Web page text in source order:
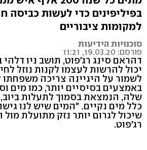
בפיליפינים כדי לעשות כביסה
למקומות ציבוריים
סוכנויות הידיעות
פורסם: 19.03.20, 11:21
דהראם סינג רג'פוט, תושב ניו דלהי
יכול להרשות לעצמו לקנות נוזל
לשמור על היגיינה צריכה
באמצעים בסיסיים יותר, כמו מים
שלה, הנמצאת בסמוך לתעלות
כלל מים נקיים. "המים שיש לנו
שיכול לגרום יותר נזק מתועלת מול
רג'פוט.